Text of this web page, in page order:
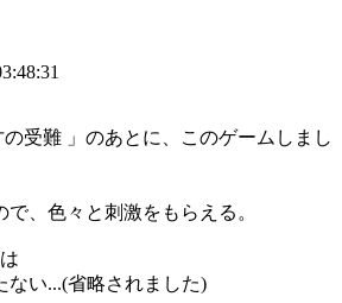
の受難 」のあとに、このゲームしまし
、色々と刺激をもらえる。
ない...(省略されました)